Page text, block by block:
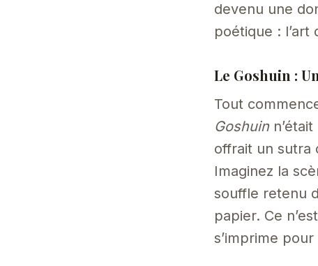
devenu une
poétique : l’art
Le Goshuin :
Tout
Goshuinn’était
offrait un sutra
Imaginez la
souffle retenu
papier. Ce
s’imprime